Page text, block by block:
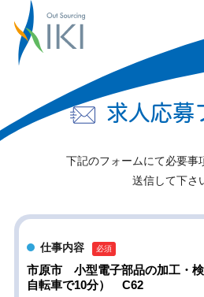
求人応募
下記のフォームにて必要事
送信して下さ
仕事内容